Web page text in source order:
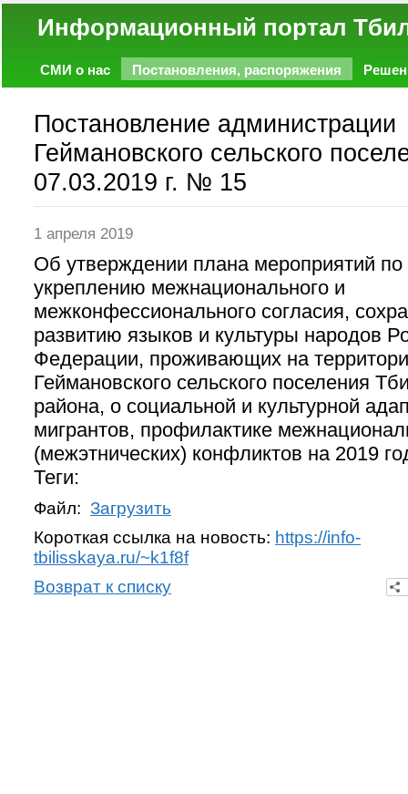
Информационный
СМИ о нас Постановления, распоряжения
Постановление администрации
Геймановского сельского
07.03.2019 г. № 15
1 апреля 2019
Об утверждении плана мероприятий по
укреплению межнационального и
межконфессионального согласия,
развитию языков и культуры народов
Федерации, проживающих на
Геймановского сельского поселения
района, о социальной и культурной
мигрантов, профилактике
(межэтнических) конфликтов на 2019
Теги:
Файл: Загрузить
Короткая ссылка на новость: https://info-
tbilisskaya.ru/~k1f8f
Возврат к списку